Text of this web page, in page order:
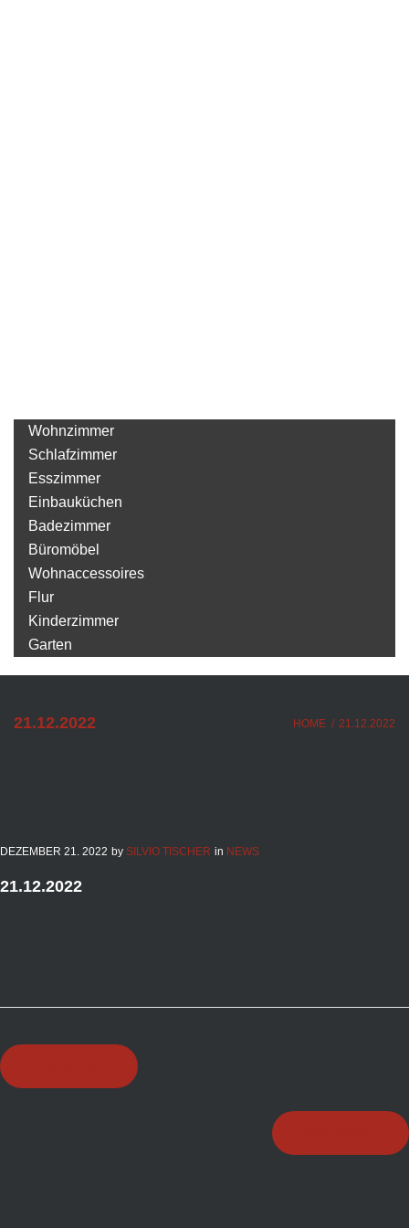
Wohnzimmer
Schlafzimmer
Esszimmer
Einbauküchen
Badezimmer
Büromöbel
Wohnaccessoires
Flur
Kinderzimmer
Garten
21.12.2022 HOME / 21.12.2022
DEZEMBER 21. 2022 by SILVIO TISCHER in NEWS
21.12.2022
Beitragsnavigation